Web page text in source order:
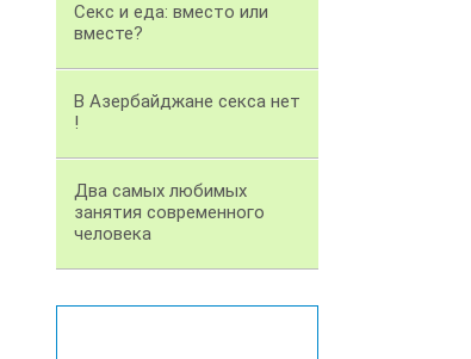
Секс и еда: вместо или
вместе?
В Азербайджане секса нет
!
Два самых любимых
занятия современного
человека